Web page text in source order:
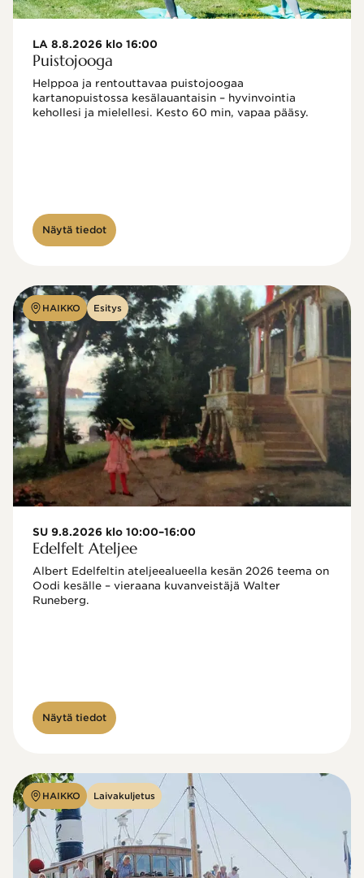
LA 8.8.2026 klo 16:00
Puistojooga
Helppoa ja rentouttavaa puistojoogaa
kartanopuistossa kesälauantaisin – hyvinvointia
kehollesi ja mielellesi. Kesto 60 min, vapaa pääsy.
Näytä tiedot
HAIKKO Esitys
SU 9.8.2026 klo 10:00–16:00
Edelfelt Ateljee
Albert Edelfeltin ateljeealueella kesän 2026 teema on
Oodi kesälle – vieraana kuvanveistäjä Walter
Näytä tiedot
HAIKKO Laivakuljetus